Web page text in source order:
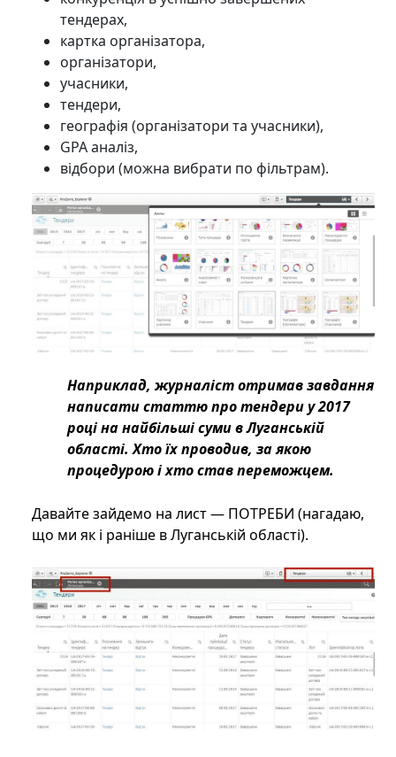
тендерах,
картка організатора,
організатори,
учасники,
тендери,
географія (організатори та учасники),
GPA аналіз,
відбори (можна вибрати по фільтрам).
Наприклад, журналіст отримав завдання
написати статтю про тендери у 2017
році на найбільші суми в Луганській
області. Хто їх проводив, за якою
процедурою і хто став переможцем.
Давайте зайдемо на лист — ПОТРЕБИ (нагадаю,
що ми як і раніше в Луганській області).